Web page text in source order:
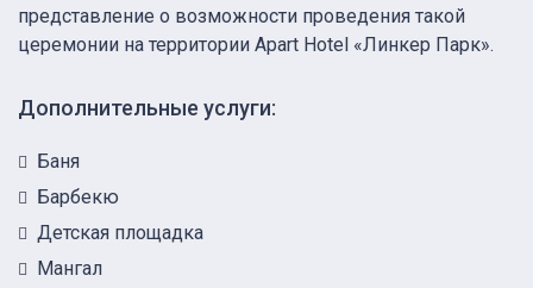
представление о возможности проведения такой
церемонии на территории Apart Hotel «Линкер Парк».
Дополнительные услуги:
Баня
Барбекю
Детская площадка
Мангал